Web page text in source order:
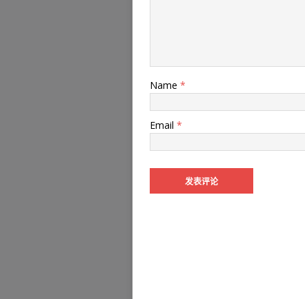
Name *
Email *